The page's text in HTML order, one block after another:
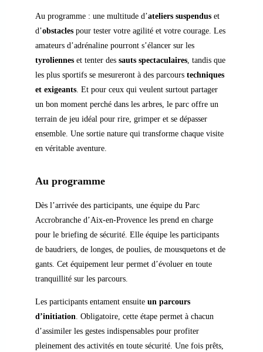
Au programme : une multitude d’ateliers suspendus et
d’obstacles pour tester votre agilité et votre courage. Les
amateurs d’adrénaline pourront s’élancer sur les
tyroliennes et tenter des sauts spectaculaires, tandis que
les plus sportifs se mesureront à des parcours techniques
et exigeants. Et pour ceux qui veulent surtout partager
un bon moment perché dans les arbres, le parc offre un
terrain de jeu idéal pour rire, grimper et se dépasser
ensemble. Une sortie nature qui transforme chaque visite
en véritable aventure.
Au programme
Dès l’arrivée des participants, une équipe du Parc
Accrobranche d’Aix-en-Provence les prend en charge
pour le briefing de sécurité. Elle équipe les participants
de baudriers, de longes, de poulies, de mousquetons et de
gants. Cet équipement leur permet d’évoluer en toute
tranquillité sur les parcours.
Les participants entament ensuite un parcours
d’initiation. Obligatoire, cette étape permet à chacun
d’assimiler les gestes indispensables pour profiter
pleinement des activités en toute sécurité. Une fois prêts,